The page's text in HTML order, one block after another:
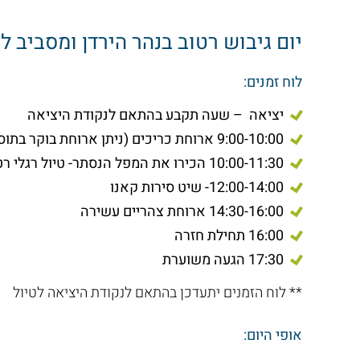
יום גיבוש רטוב בנהר הירדן ומסביב
לוח זמנים:
יציאה – שעה תקבע בהתאם לנקודת היציאה
9:00-10:00 ארוחת כריכים (ניתן ארוחת בוקר בתוספת תשלום)
10:00-11:30 הכירו את המפל הנסתר- טיול רגלי רטוב
12:00-14:00- שיט סירות קאנו
14:30-16:00 ארוחת צהריים עשירה
16:00 תחילת חזרה
17:30 הגעה משוערת
** לוח הזמנים יתעדכן בהתאם לנקודת היציאה לטיול
אופי היום: